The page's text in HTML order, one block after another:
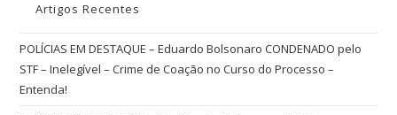
Artigos Recentes
POLÍCIAS EM DESTAQUE – Eduardo Bolsonaro CONDENADO pelo
STF – Inelegível – Crime de Coação no Curso do Processo –
Entenda!